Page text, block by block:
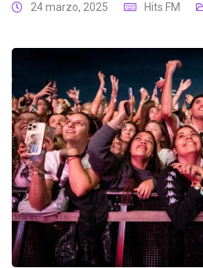
24 marzo, 2025 Hits FM